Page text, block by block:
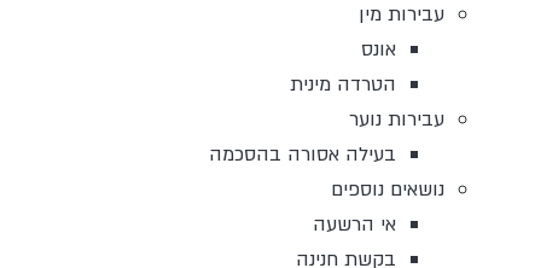
עבירות מין
אונס
הטרדה מינית
עבירות נוער
בעילה אסורה בהסכמה
נושאים נוספים
אי הרשעה
בקשת חנינה